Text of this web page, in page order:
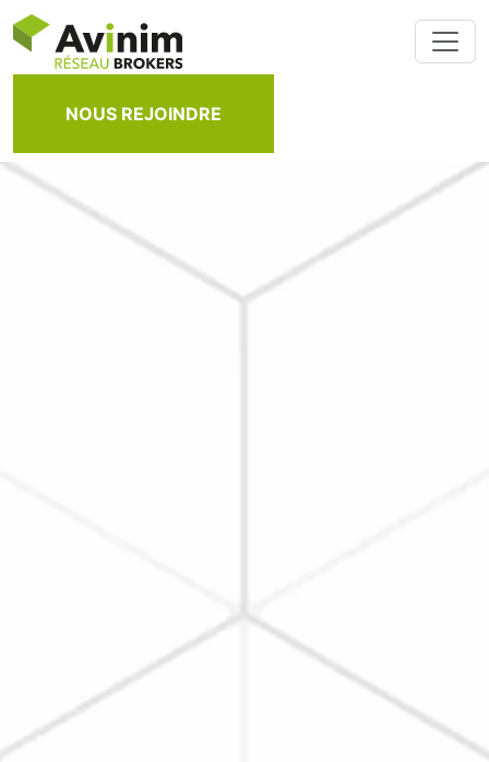
NOUS REJOINDRE